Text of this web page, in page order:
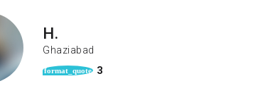
H.
Ghaziabad
format_quote 3